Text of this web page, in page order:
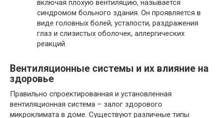
включая плохую вентиляцию, называется
синдромом больного здания. Он проявляется в
виде головных болей, усталости, раздражения
глаз и слизистых оболочек, аллергических
реакций.
Вентиляционные системы и их влияние на
здоровье
Правильно спроектированная и установленная
вентиляционная система – залог здорового
микроклимата в доме. Существуют различные типы